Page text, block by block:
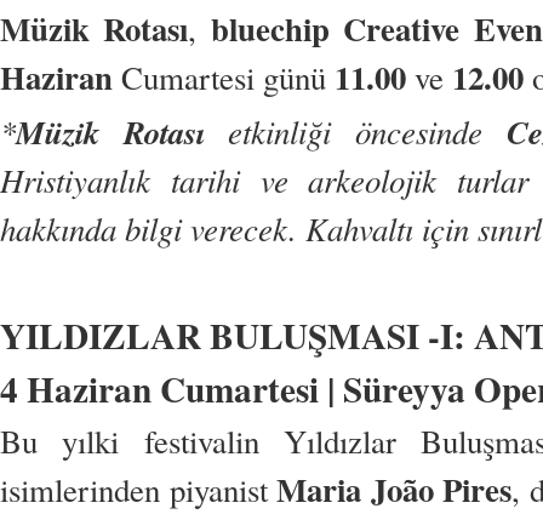
Müzik Rotası, bluechip Creative
HaziranCumartesi günü 11.00ve 12.00
*Müzik Rotasıetkinliği öncesinde
Hristiyanlık tarihi ve arkeolojik
hakkında bilgi verecek. Kahvaltı için
YILDIZLAR BULUŞMASI -I:
4 Haziran Cumartesi | Süreyya
Bu yılki festivalin Yıldızlar
isimlerinden piyanistMaria João Pires,